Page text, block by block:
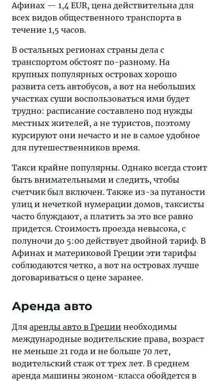
Афинах — 1,4 EUR, цена действительна для
всех видов общественного транспорта в
течение 1,5 часов.
В остальных регионах страны дела с
транспортом обстоят по-разному. На
крупных популярных островах хорошо
развита сеть автобусов, а вот на небольших
участках суши воспользоваться ими будет
трудно: расписание составлено под нужды
местных жителей, а не туристов, поэтому
курсируют они нечасто и не в самое удобное
для путешественников время.
Такси крайне популярны. Однако всегда стоит
быть внимательными и следить, чтобы
счетчик был включен. Также из-за путаности
улиц и нечеткой нумерации домов, таксисты
часто блуждают, а платить за это все равно
придется. Стоимость проезда невысока, с
полуночи до 5:00 действует двойной тариф. В
Афинах и материковой Греции эти тарифы
соблюдаются четко, а вот на островах лучше
договариваться о цене заранее.
Аренда авто
Для аренды авто в Греции необходимы
международные водительские права, возраст
не меньше 21 года и не больше 70 лет,
водительский стаж от трех лет. В среднем
аренда машины эконом-класса обойдется в